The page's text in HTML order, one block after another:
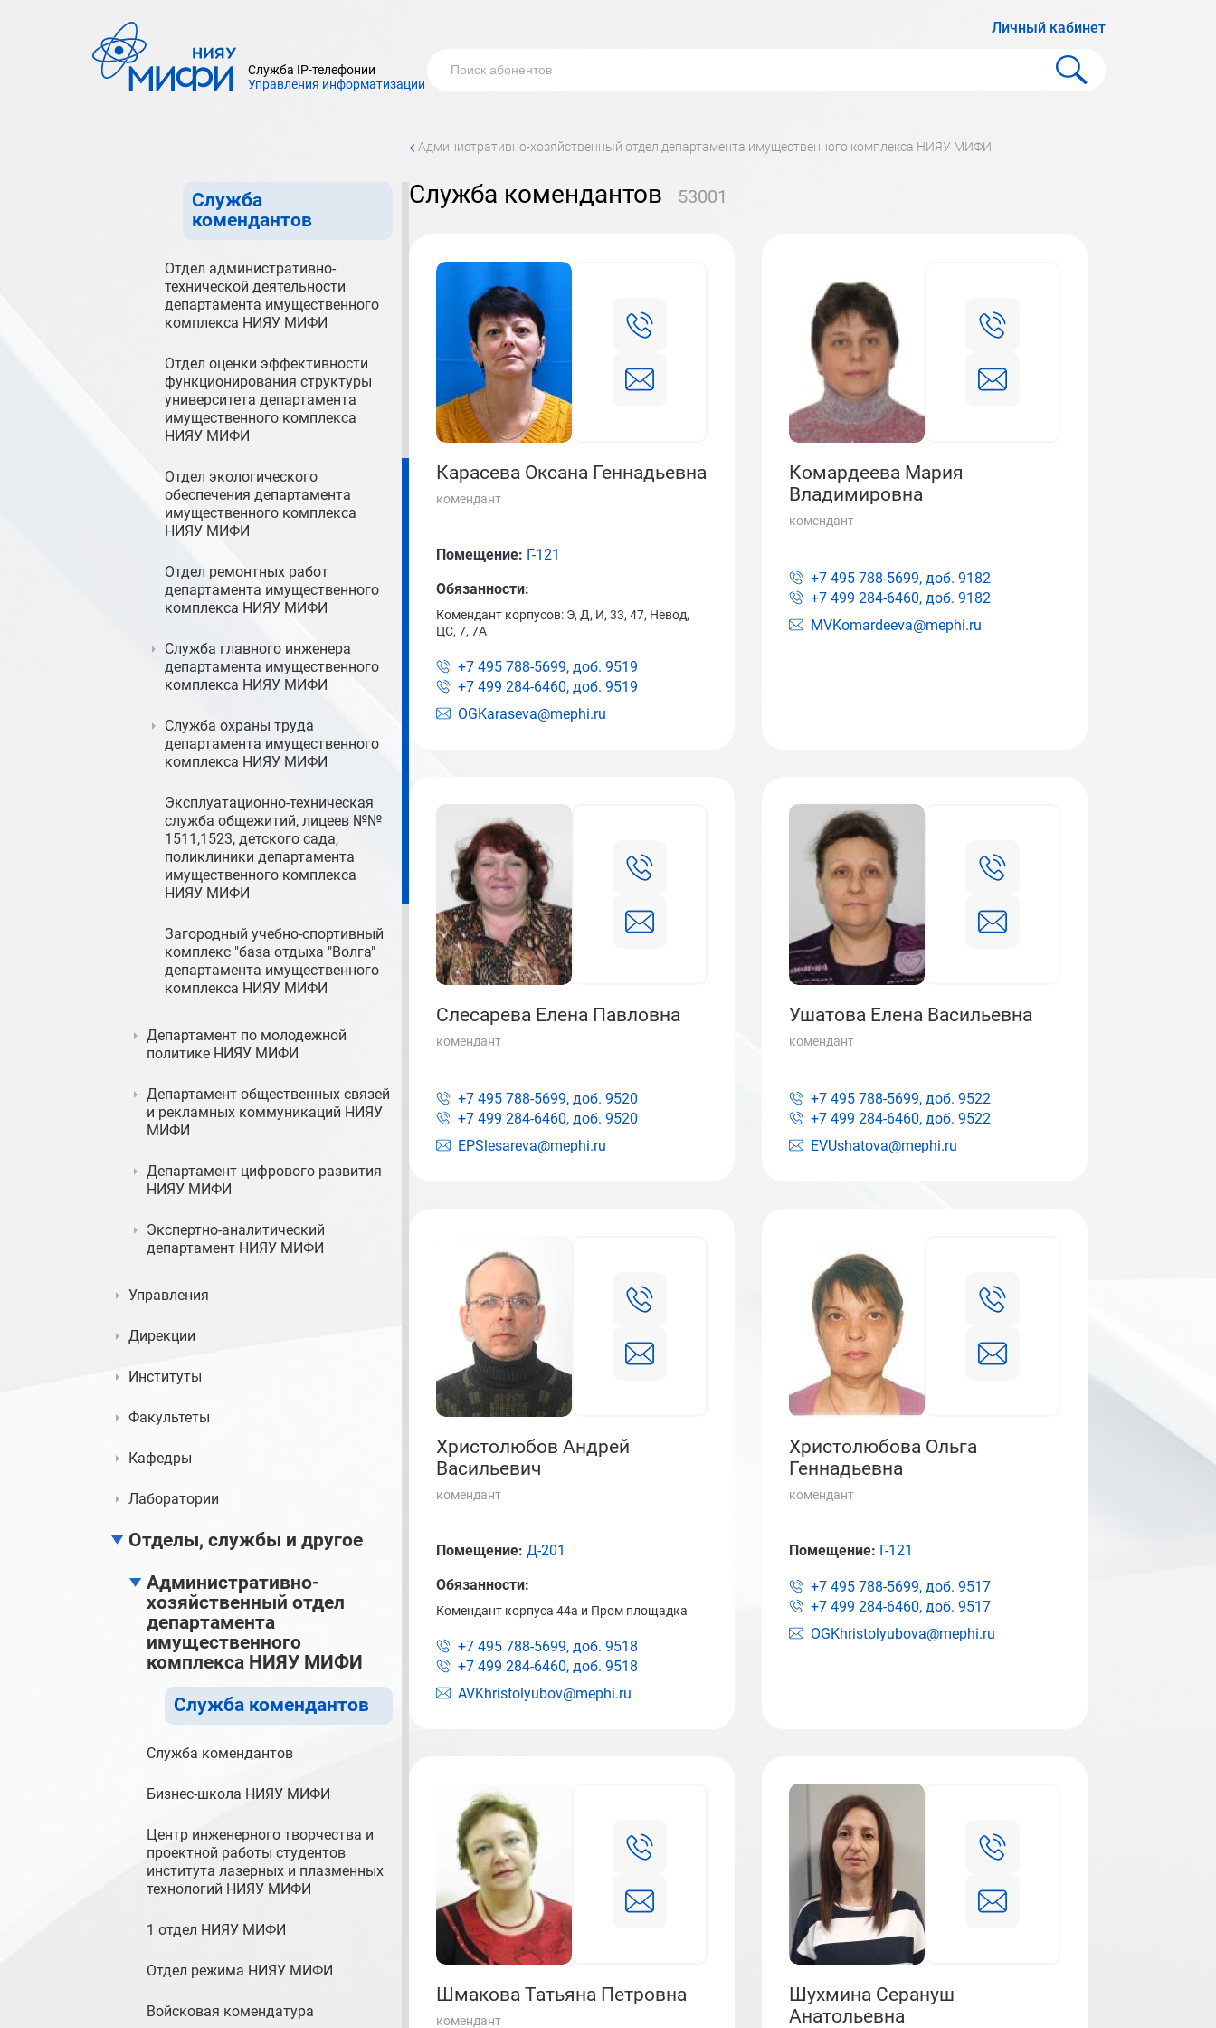
Служба IP-телефонии
Управления информатизации
Личный кабинет
Административно-
хозяйственный отдел
Служба
комендантов
Отдел административно-
технической деятельности
департамента имущественного
комплекса НИЯУ МИФИ
Отдел оценки эффективности
функционирования структуры
университета департамента
имущественного комплекса
НИЯУ МИФИ
Отдел экологического
обеспечения департамента
имущественного комплекса
НИЯУ МИФИ
Отдел ремонтных работ
департамента имущественного
комплекса НИЯУ МИФИ
Служба главного инженера
департамента имущественного
комплекса НИЯУ МИФИ
Служба охраны труда
департамента имущественного
комплекса НИЯУ МИФИ
Эксплуатационно-техническая
служба общежитий, лицеев №№
1511,1523, детского сада,
поликлиники департамента
имущественного комплекса
НИЯУ МИФИ
Загородный учебно-спортивный
комплекс "база отдыха "Волга"
департамента имущественного
комплекса НИЯУ МИФИ
Департамент по молодежной
политике НИЯУ МИФИ
Департамент общественных связей
и рекламных коммуникаций НИЯУ
МИФИ
Департамент цифрового развития
НИЯУ МИФИ
Экспертно-аналитический
департамент НИЯУ МИФИ
Управления
Дирекции
Институты
Факультеты
Кафедры
Лаборатории
Отделы, службы и другое
Административно-
хозяйственный отдел
департамента
имущественного
комплекса НИЯУ МИФИ
Служба комендантов
Служба комендантов
Бизнес-школа НИЯУ МИФИ
Центр инженерного творчества и
проектной работы студентов
института лазерных и плазменных
технологий НИЯУ МИФИ
1 отдел НИЯУ МИФИ
Отдел режима НИЯУ МИФИ
Войсковая комендатура
< Административно-хозяйственный отдел департамента имущественного комплекса НИЯУ МИФИ
Служба комендантов 53001
Карасева Оксана Геннадьевна
комендант
OGKaraseva@mephi.ru
Помещение: Г-121
Обязанности:
Комендант корпусов: Э, Д, И, 33, 47, Невод,
ЦС, 7, 7А
+7 495 788-5699, доб. 9519
+7 499 284-6460, доб. 9519
Комардеева Мария
Владимировна
комендант
MVKomardeeva@mephi.ru
+7 495 788-5699, доб. 9182
+7 499 284-6460, доб. 9182
Слесарева Елена Павловна
комендант
EPSlesareva@mephi.ru
+7 495 788-5699, доб. 9520
+7 499 284-6460, доб. 9520
Ушатова Елена Васильевна
комендант
EVUshatova@mephi.ru
+7 495 788-5699, доб. 9522
+7 499 284-6460, доб. 9522
Христолюбов Андрей
Васильевич
комендант
AVKhristolyubov@mephi.ru
Помещение: Д-201
Обязанности:
Комендант корпуса 44а и Пром площадка
+7 495 788-5699, доб. 9518
+7 499 284-6460, доб. 9518
Христолюбова Ольга
Геннадьевна
комендант
OGKhristolyubova@mephi.ru
Помещение: Г-121
+7 495 788-5699, доб. 9517
+7 499 284-6460, доб. 9517
Шмакова Татьяна Петровна
комендант
Шухмина Серануш
Анатольевна